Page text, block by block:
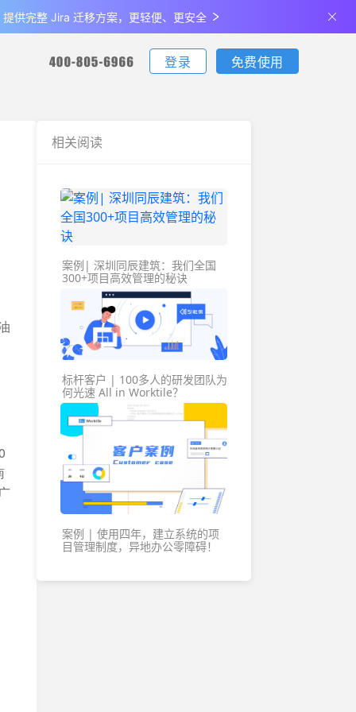
供完整 Jira 迁移方案，更轻便、更安全
支持iOS、Android、Windows、Mac
您可通过电话联系我们：
金融
全部
您可通过电话联系我们：
查看产品最新的功能升级、体验优化
说明
公司介绍及发展历程
联系我们
各地办公地址及联系方式
您可通过电话联系我们：
登录 免费使用
相关阅读
案例| 深圳同辰建筑：我们全国
300+项目高效管理的秘诀
标杆客户 | 100多人的研发团队为
何光速 All in Worktile？
案例 | 使用四年，建立系统的项
目管理制度，异地办公零障碍！